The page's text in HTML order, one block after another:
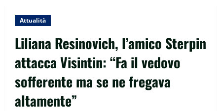
Attualità
Liliana Resinovich, l’amico Sterpin
attacca Visintin: “Fa il vedovo
sofferente ma se ne fregava
altamente”